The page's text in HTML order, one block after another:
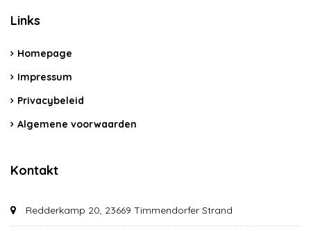
Links
Homepage
Impressum
Privacybeleid
Algemene voorwaarden
Kontakt
Redderkamp 20, 23669 Timmendorfer Strand